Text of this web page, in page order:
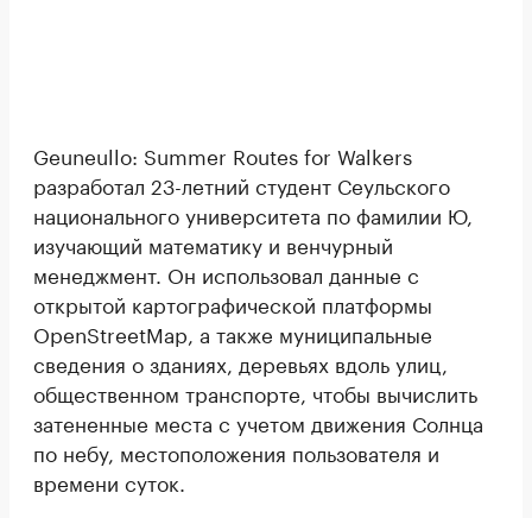
Geuneullo: Summer Routes for Walkers
разработал 23-летний студент Сеульского
национального университета по фамилии Ю,
изучающий математику и венчурный
менеджмент. Он использовал данные с
открытой картографической платформы
OpenStreetMap, а также муниципальные
сведения о зданиях, деревьях вдоль улиц,
общественном транспорте, чтобы вычислить
затененные места с учетом движения Солнца
по небу, местоположения пользователя и
времени суток.